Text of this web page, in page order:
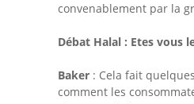
convenablement par la
Débat Halal : Etes vous
Baker : Cela fait
comment les